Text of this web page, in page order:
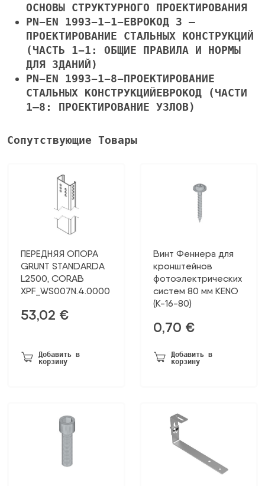
ОСНОВЫ СТРУКТУРНОГО ПРОЕКТИРОВАНИЯ
PN-EN 1993-1-1-ЕВРОКОД 3 –
ПРОЕКТИРОВАНИЕ СТАЛЬНЫХ КОНСТРУКЦИЙ
(ЧАСТЬ 1-1: ОБЩИЕ ПРАВИЛА И НОРМЫ
ДЛЯ ЗДАНИЙ)
PN-EN 1993-1-8-ПРОЕКТИРОВАНИЕ
СТАЛЬНЫХ КОНСТРУКЦИЙЕВРОКОД (ЧАСТИ
1–8: ПРОЕКТИРОВАНИЕ УЗЛОВ)
Сопутствующие Товары
ПЕРЕДНЯЯ ОПОРА
GRUNT STANDARDA
L2500, CORAB
XPF_WS007N.4.0000
53,02 €
Добавить в
корзину
Винт Феннера для
кронштейнов
фотоэлектрических
систем 80 мм KENO
(К-16-80)
0,70 €
Добавить в
корзину